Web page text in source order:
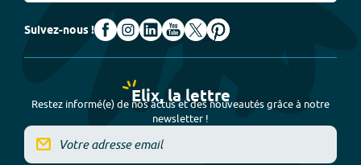
Suivez-nous !
Elix, la lettre
Restez informé(e) de nos actus et des nouveautés grâce à notre
newsletter !